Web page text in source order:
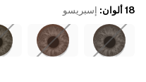
18 ألوان : إسبريسو